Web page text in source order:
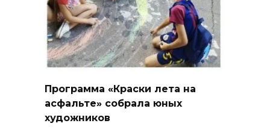
Программа «Краски лета на
асфальте» собрала юных
художников